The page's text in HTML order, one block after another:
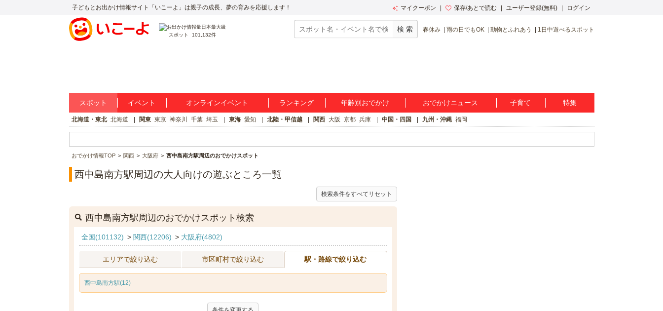
子どもとお出かけ情報サイト「いこーよ」は親子の成長、夢の育みを応援します！ マイクーポン 保存/あとで読む ユーザー登録(無料) ログイン
スポット 101,132件
春休み 雨の日でもOK 動物とふれあう 1日中遊べるスポット
スポット イベント オンラインイベント ランキング 年齢別おでかけ おでかけニュース 子育て 特集
北海道・東北 北海道 関東 東京 神奈川 千葉 埼玉 東海 愛知 北陸・甲信越 関西 大阪 京都 兵庫 中国・四国 九州・沖縄 福岡
おでかけ情報TOP 関西 大阪府 西中島南方駅周辺のおでかけスポット
西中島南方駅周辺の大人向けの遊ぶところ一覧
検索条件をすべてリセット
西中島南方駅周辺のおでかけスポット検索
全国(101132) > 関西(12206) > 大阪府(4802)
エリアで絞り込む 市区町村で絞り込む 駅・路線で絞り込む
西中島南方駅(12)